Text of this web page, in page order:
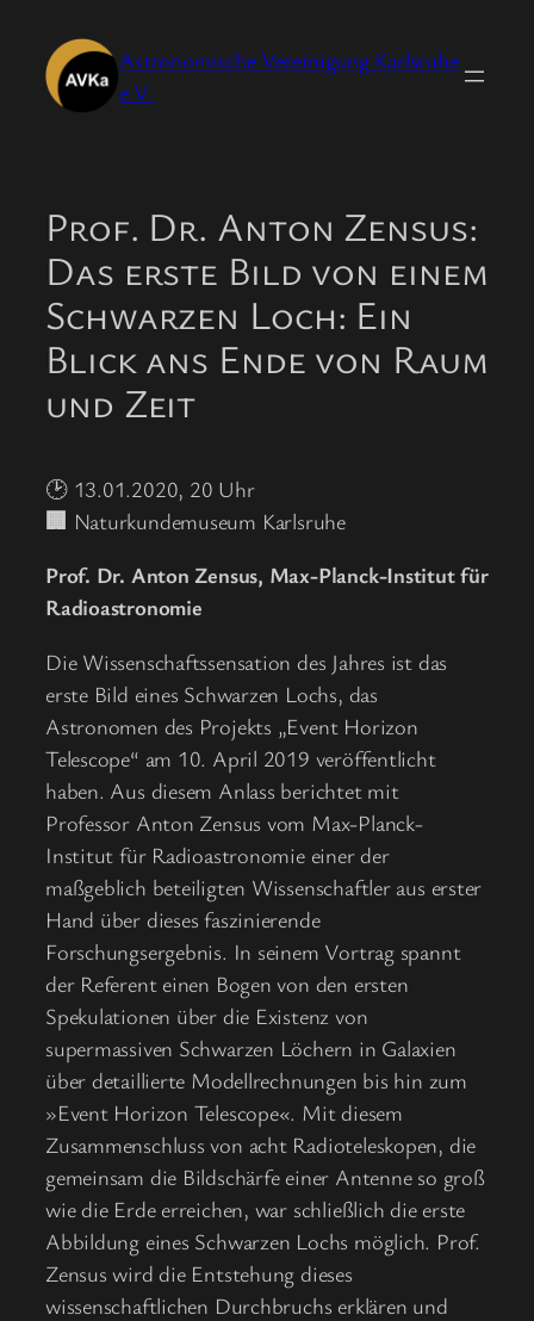
Inhalt
springen
Astronomische Vereinigung Karlsruhe
e.V.
Prof. Dr. Anton Zensus:
Das erste Bild von einem
Schwarzen Loch: Ein
Blick ans Ende von Raum
und Zeit
🕑 13.01.2020, 20 Uhr
🏢 Naturkundemuseum Karlsruhe
Prof. Dr. Anton Zensus, Max-Planck-Institut für
Radioastronomie
Die Wissenschaftssensation des Jahres ist das
erste Bild eines Schwarzen Lochs, das
Astronomen des Projekts „Event Horizon
Telescope“ am 10. April 2019 veröffentlicht
haben. Aus diesem Anlass berichtet mit
Professor Anton Zensus vom Max-Planck-
Institut für Radioastronomie einer der
maßgeblich beteiligten Wissenschaftler aus erster
Hand über dieses faszinierende
Forschungsergebnis. In seinem Vortrag spannt
der Referent einen Bogen von den ersten
Spekulationen über die Existenz von
supermassiven Schwarzen Löchern in Galaxien
über detaillierte Modellrechnungen bis hin zum
»Event Horizon Telescope«. Mit diesem
Zusammenschluss von acht Radioteleskopen, die
gemeinsam die Bildschärfe einer Antenne so groß
wie die Erde erreichen, war schließlich die erste
Abbildung eines Schwarzen Lochs möglich. Prof.
Zensus wird die Entstehung dieses
wissenschaftlichen Durchbruchs erklären und